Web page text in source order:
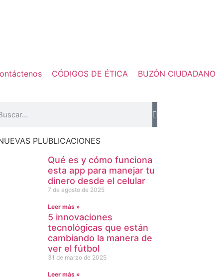
CÓDIGOS DE ÉTICA BUZÓN CIUDADANO
PLUBLICACIONES
Qué es y cómo funciona
esta app para manejar tu
dinero desde el celular
7 de agosto de 2025
Leer más »
5 innovaciones
tecnológicas que están
cambiando la manera de
ver el fútbol
31 de marzo de 2025
Leer más »